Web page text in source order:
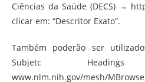
Ciências da Saúde (DECS) →
clicar em: “Descritor Exato”.
Também poderão ser
Subjetc
www.nlm.nih.gov/mesh/